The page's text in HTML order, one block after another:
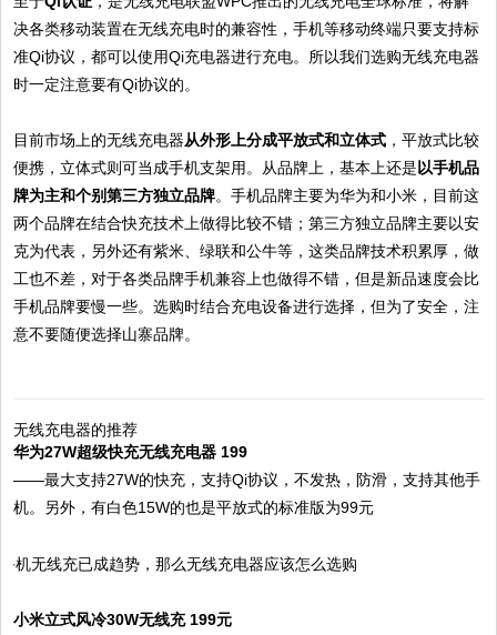
决各类移动装置在无线充电时的兼容性，手机等移动终端只要支持标
准Qi协议，都可以使用Qi充电器进行充电。所以我们选购无线充电器
时一定注意要有Qi协议的。
目前市场上的无线充电器从外形上分成平放式和立体式 ，平放式比较
便携，立体式则可当成手机支架用。从品牌上，基本上还是 以手机品
牌为主和个别第三方独立品牌。手机品牌主要为华为和小米，目前这
两个品牌在结合快充技术上做得比较不错；第三方独立品牌主要以安
克为代表，另外还有紫米、绿联和公牛等，这类品牌技术积累厚，做
工也不差，对于各类品牌手机兼容上也做得不错，但是新品速度会比
手机品牌要慢一些。选购时结合充电设备进行选择，但为了安全，注
意不要随便选择山寨品牌。
无线充电器的推荐
华为27W超级快充无线充电器 199
——最大支持27W的快充，支持Qi协议，不发热，防滑，支持其他手
机。另外，有白色15W的也是平放式的标准版为99元
小米立式风冷30W无线充 199元